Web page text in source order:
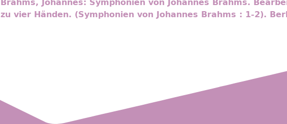
zu vier Händen. (Symphonien von Johannes Brahms : 1-2).